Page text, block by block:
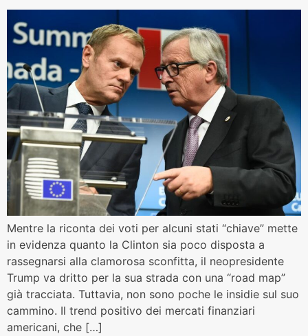
Mentre la riconta dei voti per alcuni stati “chiave” mette
in evidenza quanto la Clinton sia poco disposta a
rassegnarsi alla clamorosa sconfitta, il neopresidente
Trump va dritto per la sua strada con una “road map”
già tracciata. Tuttavia, non sono poche le insidie sul suo
cammino. Il trend positivo dei mercati finanziari
americani, che […]